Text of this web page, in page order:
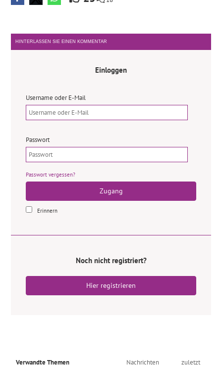
HINTERLASSEN SIE EINEN KOMMENTAR
Einloggen
Username oder E-Mail
Passwort
Passwort vergessen?
Zugang
Erinnern
Noch nicht registriert?
Hier registrieren
Verwandte Themen Nachrichten
zuletzt